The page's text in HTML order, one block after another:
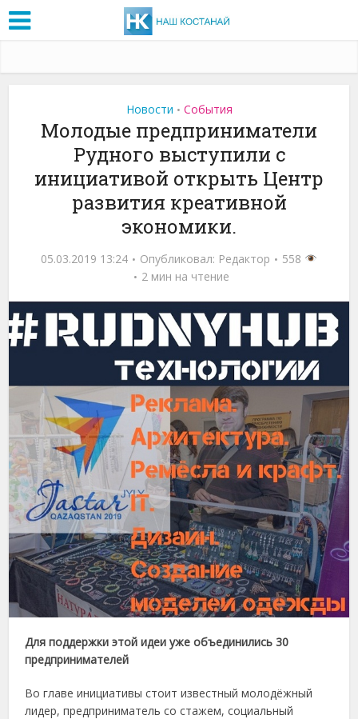
Новости • События
Молодые предприниматели
Рудного выступили с
инициативой открыть Центр
развития креативной
экономики.
05.03.2019 13:24 Опубликовал: Редактор
558
2 мин на чтение
Для поддержки этой идеи уже объединились 30
предпринимателей
Во главе инициативы стоит известный молодёжный
лидер, предприниматель со стажем, социальный